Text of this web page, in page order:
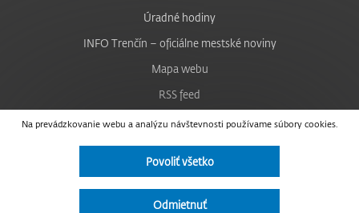
Na prevádzkovanie webu a analýzu návštevnosti používame súbory cookies.
Povoliť všetko
Odmietnuť
Úradné hodiny
INFO Trenčín – oficiálne mestské noviny
Mapa webu
RSS feed
Nastavenie cookies
Facebook
Instagram